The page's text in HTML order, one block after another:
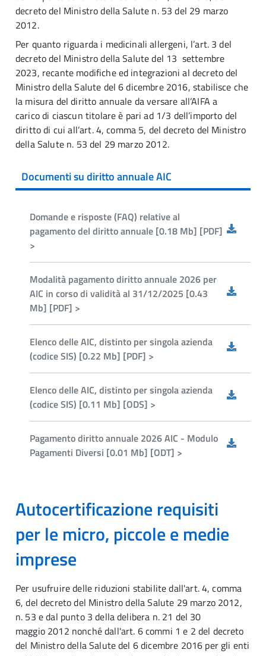
decreto del Ministro della Salute n. 53 del 29 marzo
2012.
Per quanto riguarda i medicinali allergeni, l’art. 3 del
decreto del Ministro della Salute del 13 settembre
2023, recante modifiche ed integrazioni al decreto del
Ministro della Salute del 6 dicembre 2016, stabilisce che
la misura del diritto annuale da versare all’AIFA a
carico di ciascun titolare è pari ad 1/3 dell’importo del
diritto di cui all’art. 4, comma 5, del decreto del Ministro
della Salute n. 53 del 29 marzo 2012.
Documenti su diritto annuale AIC
Domande e risposte (FAQ) relative al
pagamento del diritto annuale [0.18 Mb] [PDF]
>
Modalità pagamento diritto annuale 2026 per
AIC in corso di validità al 31/12/2025 [0.43
Mb] [PDF] >
Elenco delle AIC, distinto per singola azienda
(codice SIS) [0.22 Mb] [PDF] >
Elenco delle AIC, distinto per singola azienda
(codice SIS) [0.11 Mb] [ODS] >
Pagamento diritto annuale 2026 AIC - Modulo
Pagamenti Diversi [0.01 Mb] [ODT] >
Autocertificazione requisiti
per le micro, piccole e medie
imprese
Per usufruire delle riduzioni stabilite dall'art. 4, comma
6, del decreto del Ministro della Salute 29 marzo 2012,
n. 53 e dal punto 3 della delibera n. 21 del 30
maggio 2012 nonché dall'art. 6 commi 1 e 2 del decreto
del Ministro della Salute del 6 dicembre 2016 per gli enti